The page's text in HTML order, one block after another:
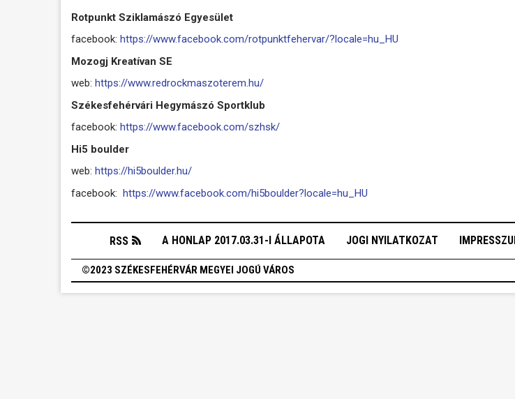
Rotpunkt Sziklamászó Egyesület
facebook: https://www.facebook.com/rotpunktfehervar/?locale=hu_HU
Mozogj Kreatívan SE
web: https://www.redrockmaszoterem.hu/
Székesfehérvári Hegymászó Sportklub
facebook: https://www.facebook.com/szhsk/
Hi5 boulder
web: https://hi5boulder.hu/
facebook: https://www.facebook.com/hi5boulder?locale=hu_HU
RSS A HONLAP 2017.03.31-I ÁLLAPOTA JOGI NYILATKOZAT
©2023 SZÉKESFEHÉRVÁR MEGYEI JOGÚ VÁROS